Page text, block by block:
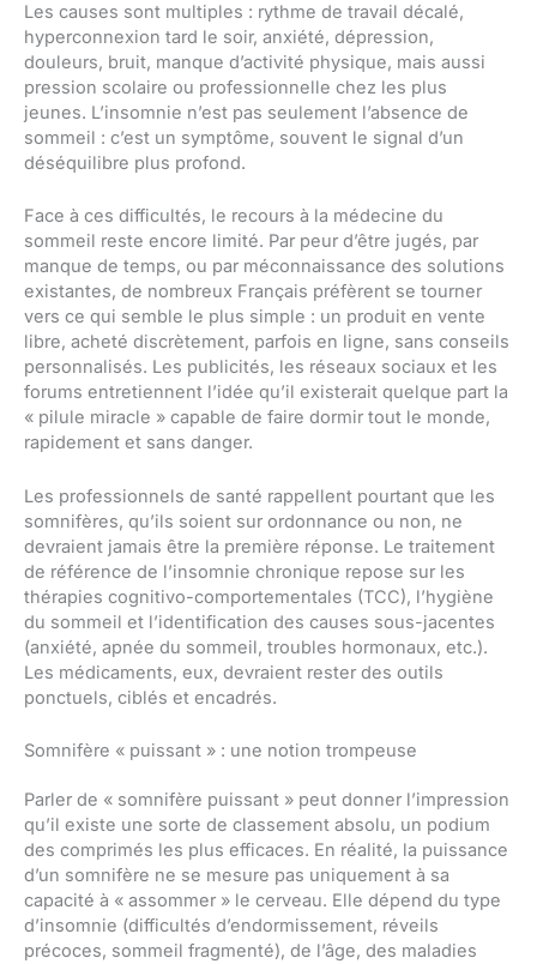
Les causes sont multiples : rythme de travail décalé,
hyperconnexion tard le soir, anxiété, dépression,
douleurs, bruit, manque d’activité physique, mais aussi
pression scolaire ou professionnelle chez les plus
jeunes. L’insomnie n’est pas seulement l’absence de
sommeil : c’est un symptôme, souvent le signal d’un
déséquilibre plus profond.
Face à ces difficultés, le recours à la médecine du
sommeil reste encore limité. Par peur d’être jugés, par
manque de temps, ou par méconnaissance des solutions
existantes, de nombreux Français préfèrent se tourner
vers ce qui semble le plus simple : un produit en vente
libre, acheté discrètement, parfois en ligne, sans conseils
personnalisés. Les publicités, les réseaux sociaux et les
forums entretiennent l’idée qu’il existerait quelque part la
« pilule miracle » capable de faire dormir tout le monde,
rapidement et sans danger.
Les professionnels de santé rappellent pourtant que les
somnifères, qu’ils soient sur ordonnance ou non, ne
devraient jamais être la première réponse. Le traitement
de référence de l’insomnie chronique repose sur les
thérapies cognitivo-comportementales (TCC), l’hygiène
du sommeil et l’identification des causes sous-jacentes
(anxiété, apnée du sommeil, troubles hormonaux, etc.).
Les médicaments, eux, devraient rester des outils
ponctuels, ciblés et encadrés.
Somnifère « puissant » : une notion trompeuse
Parler de « somnifère puissant » peut donner l’impression
qu’il existe une sorte de classement absolu, un podium
des comprimés les plus efficaces. En réalité, la puissance
d’un somnifère ne se mesure pas uniquement à sa
capacité à « assommer » le cerveau. Elle dépend du type
d’insomnie (difficultés d’endormissement, réveils
précoces, sommeil fragmenté), de l’âge, des maladies